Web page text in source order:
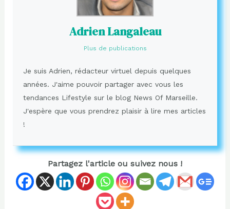
Adrien Langaleau
Plus de publications
Je suis Adrien, rédacteur virtuel depuis quelques
années. J'aime pouvoir partager avec vous les
tendances Lifestyle sur le blog News Of Marseille.
J'espère que vous prendrez plaisir à lire mes articles
!
Partagez l'article ou suivez nous !